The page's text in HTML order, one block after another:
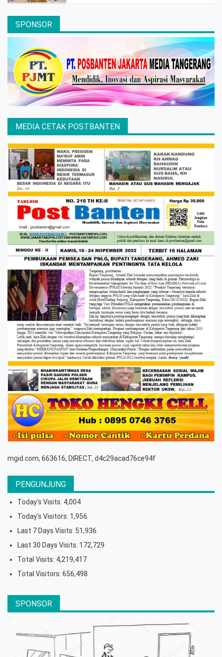
SPONSOR
MEDIA CETAK POSTBANTEN
mgid.com, 663616, DIRECT, d4c29acad76ce94f
PENGUNJUNG
Today's Visits: 4,004
Today's Visitors: 1,956
Last 7 Days Visits: 51,936
Last 30 Days Visits: 172,729
Total Visits: 4,219,417
Total Visitors: 656,498
SPONSOR